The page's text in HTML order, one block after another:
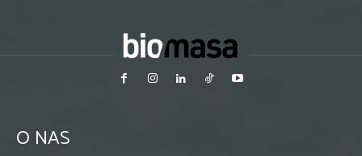
O NAS